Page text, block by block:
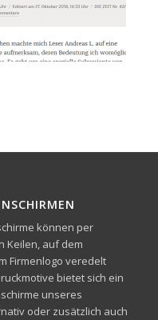
können per
Keilen, auf dem
Firmenlogo veredelt
bietet sich ein
unseres
oder zusätzlich auch